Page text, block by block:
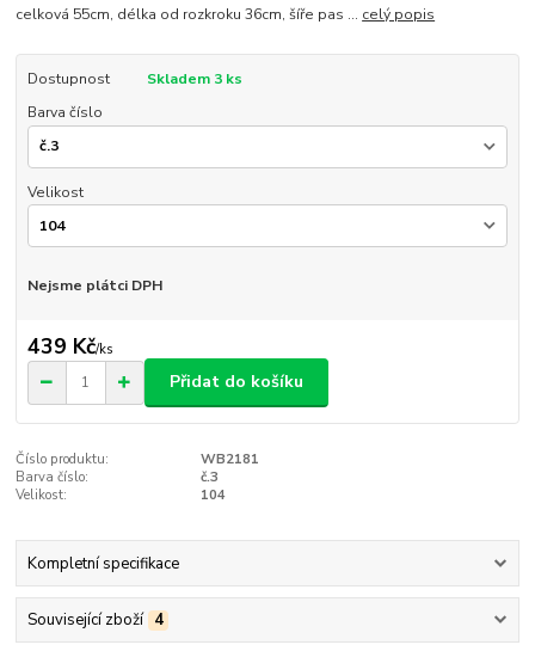
celková 55cm, délka od rozkroku 36cm, šíře pas ... celý popis
Dostupnost
Skladem 3 ks
Barva číslo
Velikost
Nejsme plátci DPH
439 Kč/ks
Přidat do košíku
Číslo produktu:
WB2181
Barva číslo:
č.3
Velikost:
104
Kompletní specifikace
Související zboží 4